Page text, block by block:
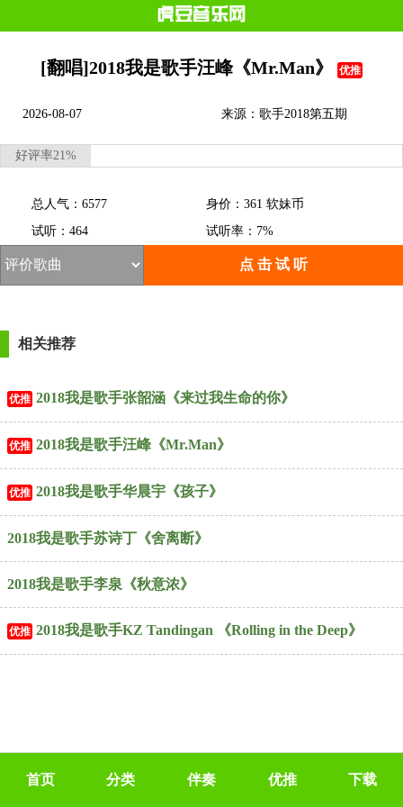
[翻唱]2018我是歌手汪峰《Mr.Man》 优推
2026-08-07 来源：歌手2018第五期
好评率21%
总人气：6577
身价：361 软妹币
试听：464
试听率：7%
点 击 试 听
相关推荐
优推 2018我是歌手张韶涵《来过我生命的你》
优推 2018我是歌手汪峰《Mr.Man》
优推 2018我是歌手华晨宇《孩子》
2018我是歌手苏诗丁《舍离断》
2018我是歌手李泉《秋意浓》
优推 2018我是歌手KZ Tandingan 《Rolling in the Deep》
首页 分类 伴奏 优推 下载